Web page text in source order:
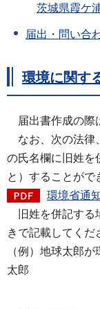
茨城県霞ケ
届出・問い合
環境に関す
届出書作成の際
なお、次の法律
の氏名欄に旧姓を
と）することが
環境省通
旧姓を併記する
きで記載してくだ
（例）地球太郎
太郎